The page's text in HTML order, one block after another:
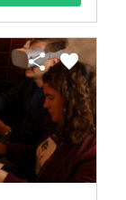
share favorite